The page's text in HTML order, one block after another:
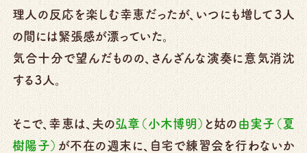
理人の反応を楽しむ幸恵だったが、いつにも増して３人
の間には緊張感が漂っていた。
気合十分で望んだものの、さんざんな演奏に意気消沈
する３人。
そこで、幸恵は、夫の弘章（小木博明） と姑の 由実子（夏
樹陽子）が不在の週末に、自宅で練習会を行わないか